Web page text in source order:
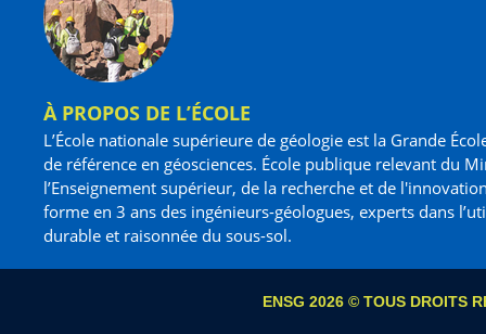
À PROPOS DE L’ÉCOLE
L’École nationale supérieure de géologie est la Grande
de référence en géosciences. École publique relevant du
l’Enseignement supérieur, de la recherche et de
forme en 3 ans des ingénieurs-géologues, experts dans
durable et raisonnée du sous-sol.
ENSG 2026 © TOUS DROITS